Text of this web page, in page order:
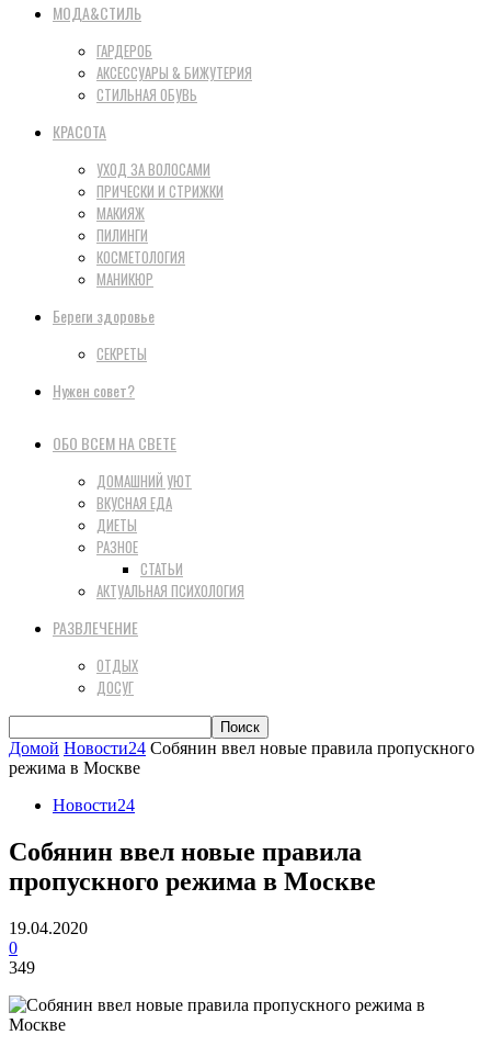
МОДА&СТИЛЬ
ГАРДЕРОБ
АКСЕССУАРЫ & БИЖУТЕРИЯ
СТИЛЬНАЯ ОБУВЬ
КРАСОТА
УХОД ЗА ВОЛОСАМИ
ПРИЧЕСКИ И СТРИЖКИ
МАКИЯЖ
ПИЛИНГИ
КОСМЕТОЛОГИЯ
МАНИКЮР
Береги здоровье
СЕКРЕТЫ
Нужен совет?
ОБО ВСЕМ НА СВЕТЕ
ДОМАШНИЙ УЮТ
ВКУСНАЯ ЕДА
ДИЕТЫ
РАЗНОЕ
СТАТЬИ
АКТУАЛЬНАЯ ПСИХОЛОГИЯ
РАЗВЛЕЧЕНИЕ
ОТДЫХ
ДОСУГ
Домой Новости24 Собянин ввел новые правила пропускного
режима в Москве
Новости24
Собянин ввел новые правила
пропускного режима в Москве
19.04.2020
0
349